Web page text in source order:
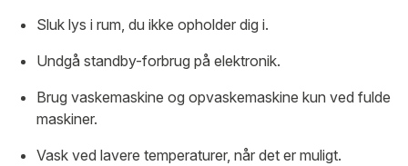
Sluk lys i rum, du ikke opholder dig i.
Undgå standby-forbrug på elektronik.
Brug vaskemaskine og opvaskemaskine kun ved fulde
maskiner.
Vask ved lavere temperaturer, når det er muligt.